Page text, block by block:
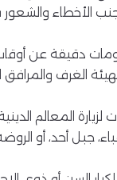
الأخطاء والشعور
دقيقة عن أوقات
الغرف
لزيارة المعالم
جبل أحد، أو